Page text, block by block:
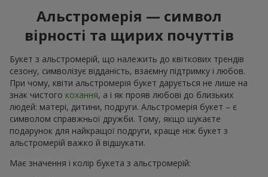
Альстромерія — символ
вірності та щирих почуттів
Букет з альстромерій, що належить до квіткових трендів
сезону, символізує відданість, взаємну підтримку і любов.
При чому, квіти альстромерія букет дарується не лише на
знак чистого кохання, а і як прояв любові до близьких
людей: матері, дитини, подруги. Альстромерія букет – є
символом справжньої дружби. Тому, якщо шукаєте
подарунок для найкращої подруги, краще ніж букет з
альстромерій важко й відшукати.
Має значення і колір букета з альстромерій: